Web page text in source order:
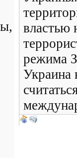
властью
режима
Украина